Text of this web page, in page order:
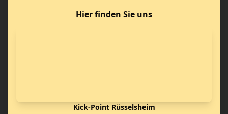
Hier finden Sie uns
Kick-Point Rüsselsheim